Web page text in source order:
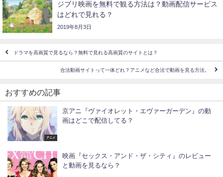
ジブリ映画を無料で観る方法は？動画配信サービス
はどれで見れる？
2019年8月3日
ドラマを高画質で見るなら？無料で見れる高画質のサイトとは？
合法動画サイトって一体どれ？アニメなど合法で動画を見る方法。
おすすめの記事
アニメ
京アニ『ヴァイオレット・エヴァーガーデン』の動
画はどこで配信してる？
映画『セックス・アンド・ザ・シティ』のレビュー
と動画を見るなら？